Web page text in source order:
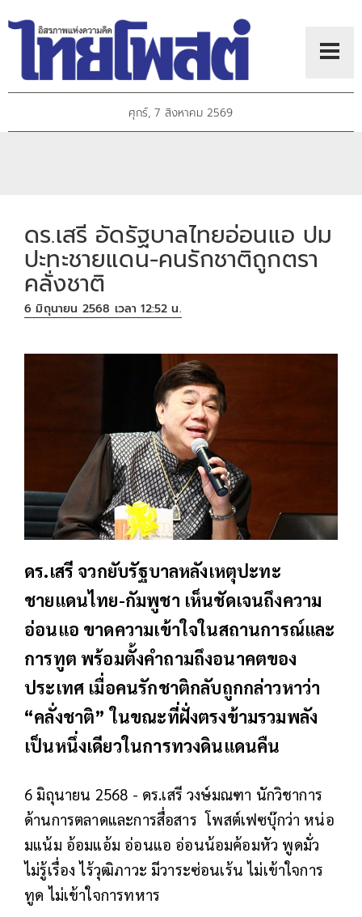
ศุกร์, 7 สิงหาคม 2569
ดร.เสรี อัดรัฐบาลไทยอ่อนแอ ปม
ปะทะชายแดน-คนรักชาติถูกตรา
คลั่งชาติ
6 มิถุนายน 2568 เวลา 12:52 น.
ดร.เสรี จวกยับรัฐบาลหลังเหตุปะทะ
ชายแดนไทย-กัมพูชา เห็นชัดเจนถึงความ
อ่อนแอ ขาดความเข้าใจในสถานการณ์และ
การทูต พร้อมตั้งคำถามถึงอนาคตของ
ประเทศ เมื่อคนรักชาติกลับถูกกล่าวหาว่า
“คลั่งชาติ” ในขณะที่ฝั่งตรงข้ามรวมพลัง
เป็นหนึ่งเดียวในการทวงดินแดนคืน
6 มิถุนายน 2568 - ดร.เสรี วงษ์มณฑา นักวิชาการ
ด้านการตลาดและการสื่อสาร โพสต์เฟซบุ๊กว่า หน่อ
มแน้ม อ้อมแอ้ม อ่อนแอ อ่อนน้อมค้อมหัว พูดมั่ว
ไม่รู้เรื่อง ไร้วุฒิภาวะ มีวาระซ่อนเร้น ไม่เข้าใจการ
ทูด ไม่เข้าใจการทหาร